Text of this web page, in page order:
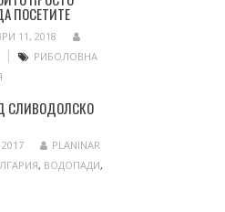
ПОСЕТИТЕ
11, 2018
РИБОЛОВНА
СЛИВОДОЛСКО
PLANINAR
, ВОДОПАДИ,